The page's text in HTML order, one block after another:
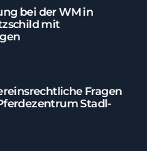
bei der WM in
mit
Fragen
Stadl-